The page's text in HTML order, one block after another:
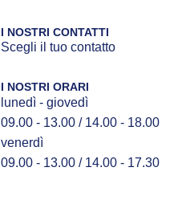
I NOSTRI CONTATTI
Scegli il tuo contatto
I NOSTRI ORARI
lunedì - giovedì
09.00 - 13.00 / 14.00 - 18.00
venerdì
09.00 - 13.00 / 14.00 - 17.30